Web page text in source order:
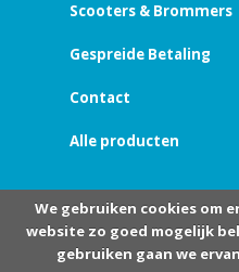
Scooters & Brommers
Gespreide Betaling
Contact
Alle producten
We gebruiken cookies om
website zo goed mogelijk
gebruiken gaan we